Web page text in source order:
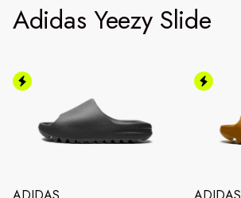
Adidas Yeezy Slide